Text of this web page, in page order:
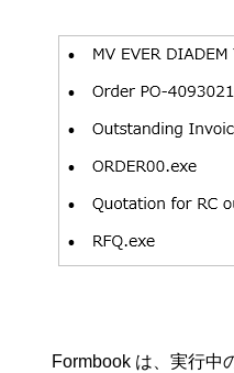
Formbook は、実行中